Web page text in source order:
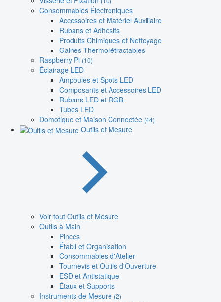
Consommables Électroniques
Accessoires et Matériel Auxiliaire
Rubans et Adhésifs
Produits Chimiques et Nettoyage
Gaines Thermorétractables
Raspberry Pi (10)
Éclairage LED
Ampoules et Spots LED
Composants et Accessoires LED
Rubans LED et RGB
Tubes LED
Domotique et Maison Connectée (44)
Outils et Mesure
Voir tout Outils et Mesure
Outils à Main
Pinces
Établi et Organisation
Consommables d'Atelier
Tournevis et Outils d'Ouverture
ESD et Antistatique
Étaux et Supports
Instruments de Mesure (2)